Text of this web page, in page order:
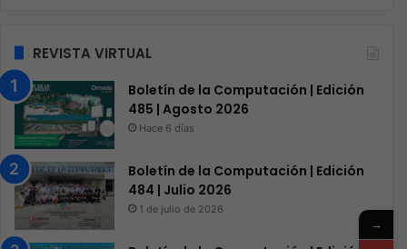
REVISTA VIRTUAL
Boletín de la Computación | Edición
485 | Agosto 2026
Hace 6 días
Boletín de la Computación | Edición
484 | Julio 2026
1 de julio de 2026
→